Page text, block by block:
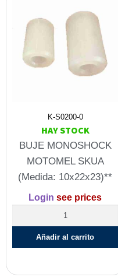
K-S0200-0
HAY STOCK
BUJE MONOSHOCK
MOTOMEL SKUA
(Medida: 10x22x23)**
Login see prices
Añadir al carrito